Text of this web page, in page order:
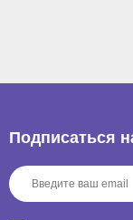
Подписаться